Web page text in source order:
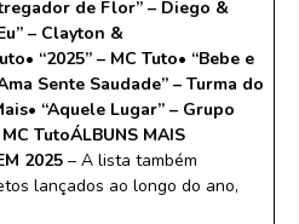
de Flor” – Diego &
– Clayton &
•⁠ ⁠“2025” – MC Tuto•⁠ ⁠“Bebe e
Sente Saudade” – Turma do
•⁠ ⁠“Aquele Lugar” – Grupo
TutoÁLBUNS MAIS
2025 – A lista também
lançados ao longo do ano,